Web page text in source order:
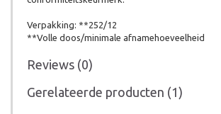
Verpakking: **252/12
**Volle doos/minimale afnamehoeveelheid
Reviews (0)
Gerelateerde producten (1)